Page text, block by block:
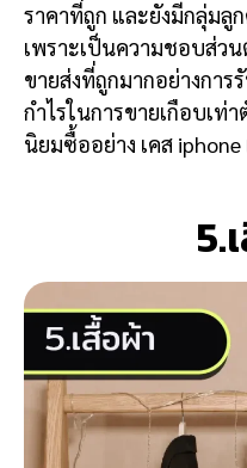
ราคาที่ถูก และยังมีกลุ่มลู
เพราะเป็นความชอบส่ว
ขายส่งที่ถูกมากอย่างกา
กำไรในการขายเกือบเท่
นิยมซื้ออย่าง เคส
5.